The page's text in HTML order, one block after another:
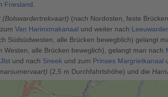
Friesland.
(nach Nordosten, feste
zum Van Harinxmakanaal und weiter nach
Südsüdwesten, alle Brücken bewegblich) gelangt
Westen, alle Brücken beweglich), gelangt man nach
und nach Sneek und zum Prinses Margrietkanaal
(2,5 m Durchfahrtshöhe) und die